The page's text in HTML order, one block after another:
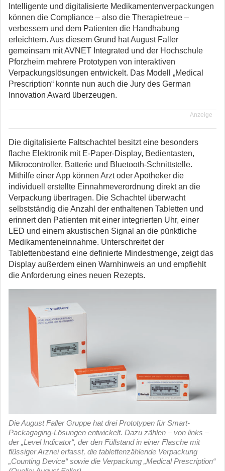
Intelligente und digitalisierte Medikamentenverpackungen
können die Compliance – also die Therapietreue –
verbessern und dem Patienten die Handhabung
erleichtern. Aus diesem Grund hat August Faller
gemeinsam mit AVNET Integrated und der Hochschule
Pforzheim mehrere Prototypen von interaktiven
Verpackungslösungen entwickelt. Das Modell „Medical
Prescription“ konnte nun auch die Jury des German
Innovation Award überzeugen.
Anzeige
Die digitalisierte Faltschachtel besitzt eine besonders
flache Elektronik mit E-Paper-Display, Bedientasten,
Mikrocontroller, Batterie und Bluetooth-Schnittstelle.
Mithilfe einer App können Arzt oder Apotheker die
individuell erstellte Einnahmeverordnung direkt an die
Verpackung übertragen. Die Schachtel überwacht
selbstständig die Anzahl der enthaltenen Tabletten und
erinnert den Patienten mit einer integrierten Uhr, einer
LED und einem akustischen Signal an die pünktliche
Medikamenteneinnahme. Unterschreitet der
Tablettenbestand eine definierte Mindestmenge, zeigt das
Display außerdem einen Warnhinweis an und empfiehlt
die Anforderung eines neuen Rezepts.
Die August Faller Gruppe hat drei Prototypen für Smart-
Packagaging-Lösungen entwickelt. Dazu zählen – von links –
der „Level Indicator“, der den Füllstand in einer Flasche mit
flüssiger Arznei erfasst, die tablettenzählende Verpackung
„Counting Device“ sowie die Verpackung „Medical Prescription“